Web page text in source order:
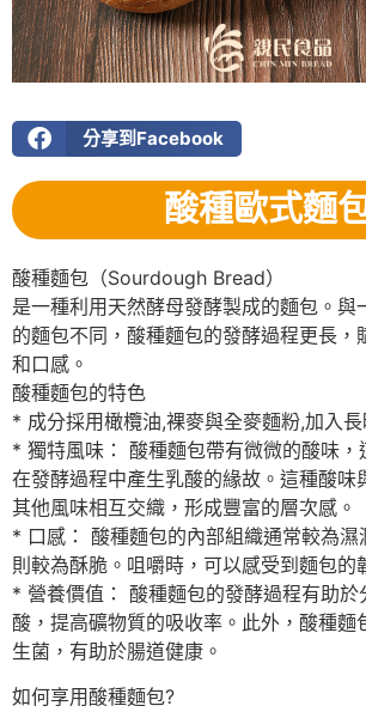
分享到Facebook
酸種歐式麵
酸種麵包（Sourdough Bread）
是一種利用天然酵母發酵製成的麵包。與
的麵包不同，酸種麵包的發酵過程更長，
和口感。
酸種麵包的特色
* 成分採用橄欖油,裸麥與全麥麵粉,加入
* 獨特風味： 酸種麵包帶有微微的酸味，
在發酵過程中產生乳酸的緣故。這種酸味
其他風味相互交織，形成豐富的層次感。
* 口感： 酸種麵包的內部組織通常較為濕
則較為酥脆。咀嚼時，可以感受到麵包的
* 營養價值： 酸種麵包的發酵過程有助於
酸，提高礦物質的吸收率。此外，酸種麵
生菌，有助於腸道健康。
如何享用酸種麵包?